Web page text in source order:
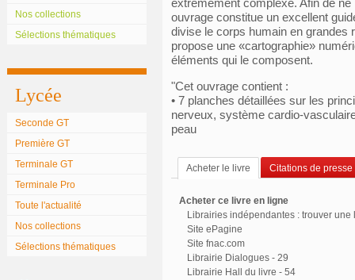
Nos collections
Sélections thématiques
Lycée
Seconde GT
Première GT
Terminale GT
Terminale Pro
Toute l'actualité
Nos collections
Sélections thématiques
extrêmement complexe. Afin de
ouvrage constitue un excellent
divise le corps humain en grandes
propose une «cartographie»
éléments qui le composent.
"Cet ouvrage contient :
• 7 planches détaillées sur les
nerveux, système cardio-
peau
Acheter le livre Citations de presse
Acheter ce livre en ligne
Librairies indépendantes : trouver une
Site ePagine
Site fnac.com
Librairie Dialogues - 29
Librairie Hall du livre - 54